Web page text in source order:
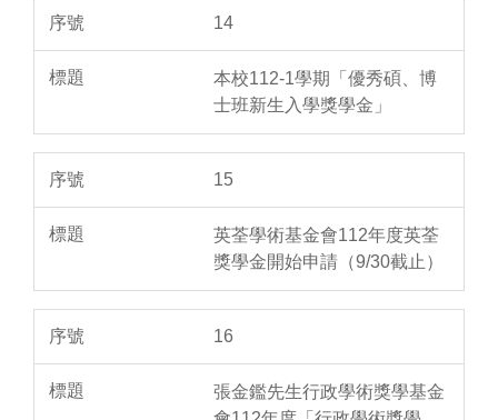
14
本校112-1學期「優秀碩、博
士班新生入學獎學金」
15
英荃學術基金會112年度英荃
獎學金開始申請（9/30截止）
16
張金鑑先生行政學術獎學基金